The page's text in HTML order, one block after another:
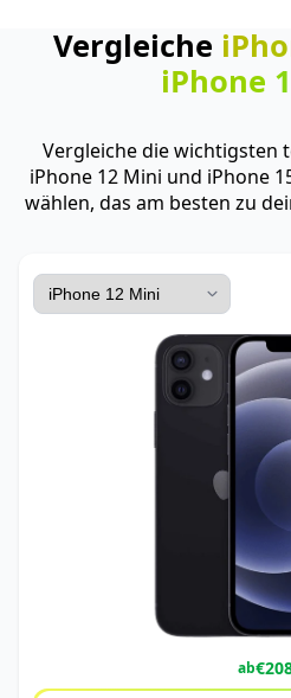
Vergleiche
iPhone
Vergleiche die wichtigsten
iPhone 12 Mini und iPhone
wählen, das am besten zu
ab€